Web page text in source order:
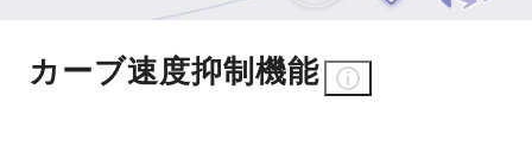
カーブ速度抑制機能